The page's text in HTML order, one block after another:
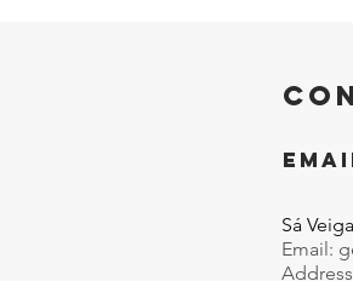
Sá
Email: